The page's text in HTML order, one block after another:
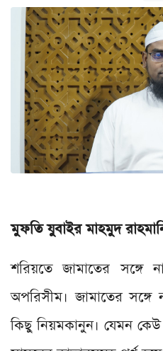
মুফতি যুবাইর মাহমুদ
শরিয়তে জামাতের সঙ্গে
অপরিসীম। জামাতের
কিছু নিয়মকানুন। যেমন